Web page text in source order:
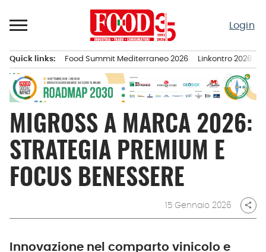
al
Login
principale
Quick links: Food Summit Mediterraneo 2026 Linkontro 2026
MIGROSS A MARCA 2026:
STRATEGIA PREMIUM E
FOCUS BENESSERE
15 Gennaio 2026 share
Innovazione nel comparto vinicolo e